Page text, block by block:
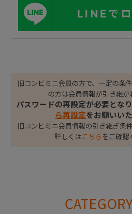
LINEで
旧コンビミニ会員の方で、一定の条
の方は会員情報が引き継が
パスワードの再設定が必要となり
ら再設定をお願いいた
旧コンビミニ会員情報の引き継ぎ条
詳しくはこちら をご確認